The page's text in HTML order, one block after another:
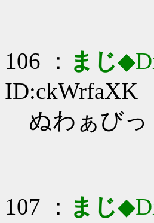
106 ： まじ
ID:ckWrfaXK
ぬわぁびっ
107 ： まじ